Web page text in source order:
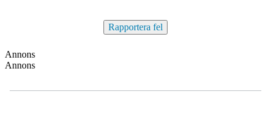
Rapportera fel
Annons
Annons